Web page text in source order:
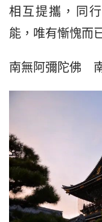
相互提攜，同
能，唯有慚愧而
南無阿彌陀佛　